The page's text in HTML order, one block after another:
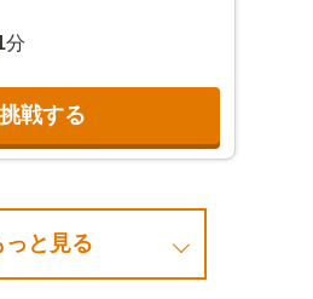
分
挑戦する
っと見る